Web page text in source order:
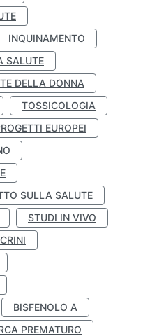
INQUINAMENTO
SALUTE
DELLA DONNA
TOSSICOLOGIA
EUROPEI
SULLA SALUTE
STUDI IN VIVO
BISFENOLO A
PREMATURO